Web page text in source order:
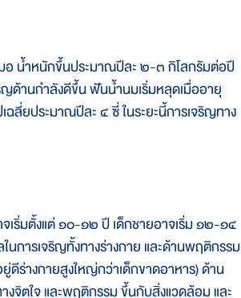
น้ำหนักขึ้นประมาณปีละ ๒-๓ กิโลกรัมต่อปี
ญด้านกำลังดีขึ้น ฟันน้ำนมเริ่มหลุดเมื่ออายุ
ยประมาณปีละ ๔ ซี่ ในระยะนี้การเจริญทาง
ริ่มตั้งแต่ ๑๐-๑๒ ปี เด็กชายอาจเริ่ม ๑๒-๑๔
การเจริญทั้งทางร่างกาย และด้านพฤติกรรม
ร่างกายสูงใหญ่กว่าเด็กขาดอาหาร) ด้าน
งจิตใจ และพฤติกรรม ขึ้นกับสิ่งแวดล้อม และ